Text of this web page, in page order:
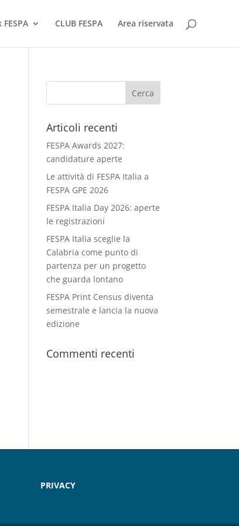
CLUB FESPA Area riservata
Articoli recenti
FESPA Awards 2027:
candidature aperte
Le attività di FESPA Italia a
FESPA GPE 2026
FESPA Italia Day 2026: aperte
le registrazioni
FESPA Italia sceglie la
Calabria come punto di
partenza per un progetto
che guarda lontano
FESPA Print Census diventa
semestrale e lancia la nuova
edizione
Commenti recenti
PRIVACY